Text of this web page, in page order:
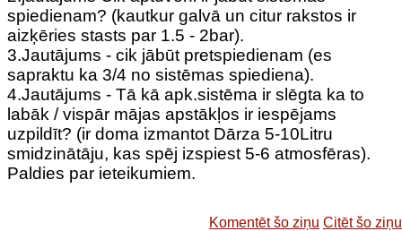
spiedienam? (kautkur galvā un citur rakstos ir
aizķēries stasts par 1.5 - 2bar).
3.Jautājums - cik jābūt pretspiedienam (es
sapraktu ka 3/4 no sistēmas spiediena).
4.Jautājums - Tā kā apk.sistēma ir slēgta ka to
labāk / vispār mājas apstākļos ir iespējams
uzpildīt? (ir doma izmantot Dārza 5-10Litru
smidzinātāju, kas spēj izspiest 5-6 atmosfēras).
Paldies par ieteikumiem.
Komentēt šo ziņu Citēt šo ziņu